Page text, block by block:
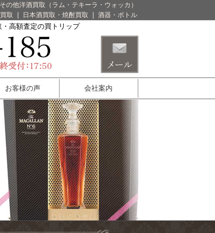
その他洋酒買取（ラム・テキーラ・ウォッカ）
取
日本酒買取・焼酎買取 酒器・ボトル
・高額査定の買トリップ
お客様の声 会社案内